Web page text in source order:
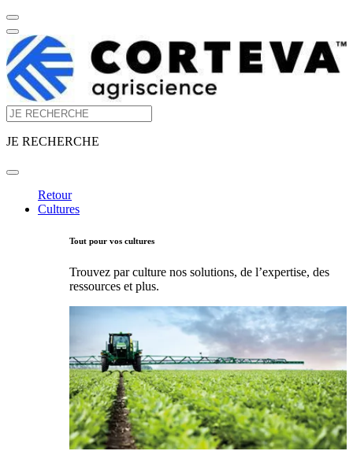
JE RECHERCHE
Retour
Cultures
Tout pour vos cultures
Trouvez par culture nos solutions, de l’expertise, des
ressources et plus.